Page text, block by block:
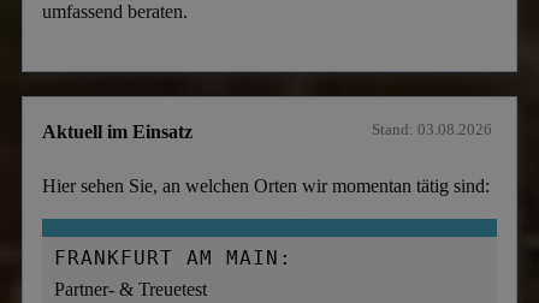
umfassend beraten.
Aktuell im Einsatz Stand: 03.08.2026
Hier sehen Sie, an welchen Orten wir momentan tätig sind:
FRANKFURT AM MAIN:
Partner- & Treuetest